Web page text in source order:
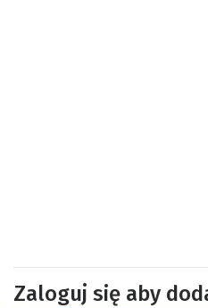
Zaloguj się aby